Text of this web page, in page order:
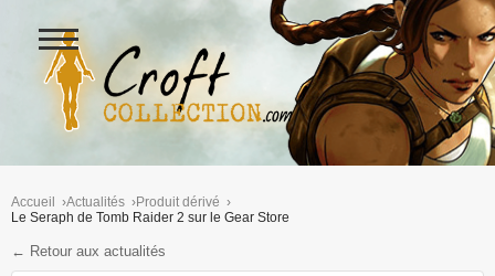
Figurines Lara Croft et
Ouvrir
le
menu
Accueil Actualités
Produit dérivé
Le Seraph de Tomb Raider 2 sur le Gear Store
← Retour aux actualités